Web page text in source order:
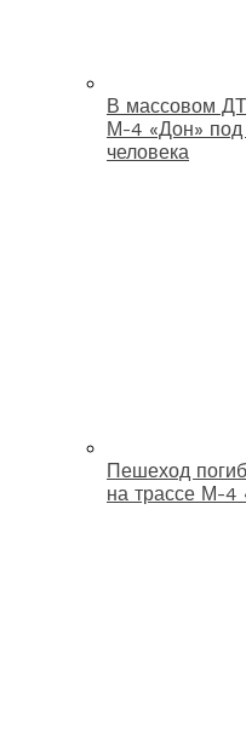
В массовом
М-4 «Дон» под
человека
Пешеход
на трассе М-4